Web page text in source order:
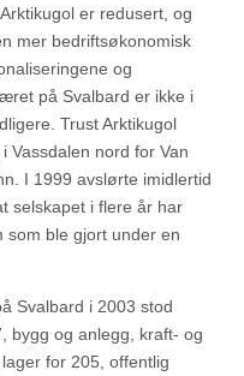
er redusert, og
mer bedriftsøkonomisk
og
på Svalbard er ikke i
Trust Arktikugol
Vassdalen nord for Van
I 1999 avslørte imidlertid
selskapet i flere år har
som ble gjort under en
Svalbard i 2003 stod
bygg og anlegg, kraft- og
for 205, offentlig